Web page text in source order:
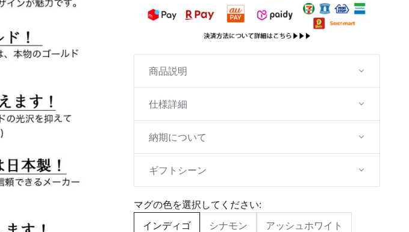
商品説明
仕様詳細
納期について
ギフトシーン
マグの色を選択してください:
インディゴ
シナモン アッシュホワイト